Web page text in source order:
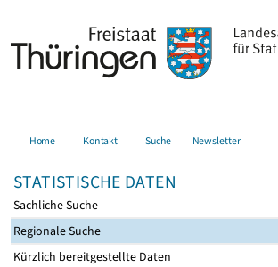
Home Kontakt Suche Newsletter
STATISTISCHE DATEN
Sachliche Suche
Regionale Suche
Kürzlich bereitgestellte Daten